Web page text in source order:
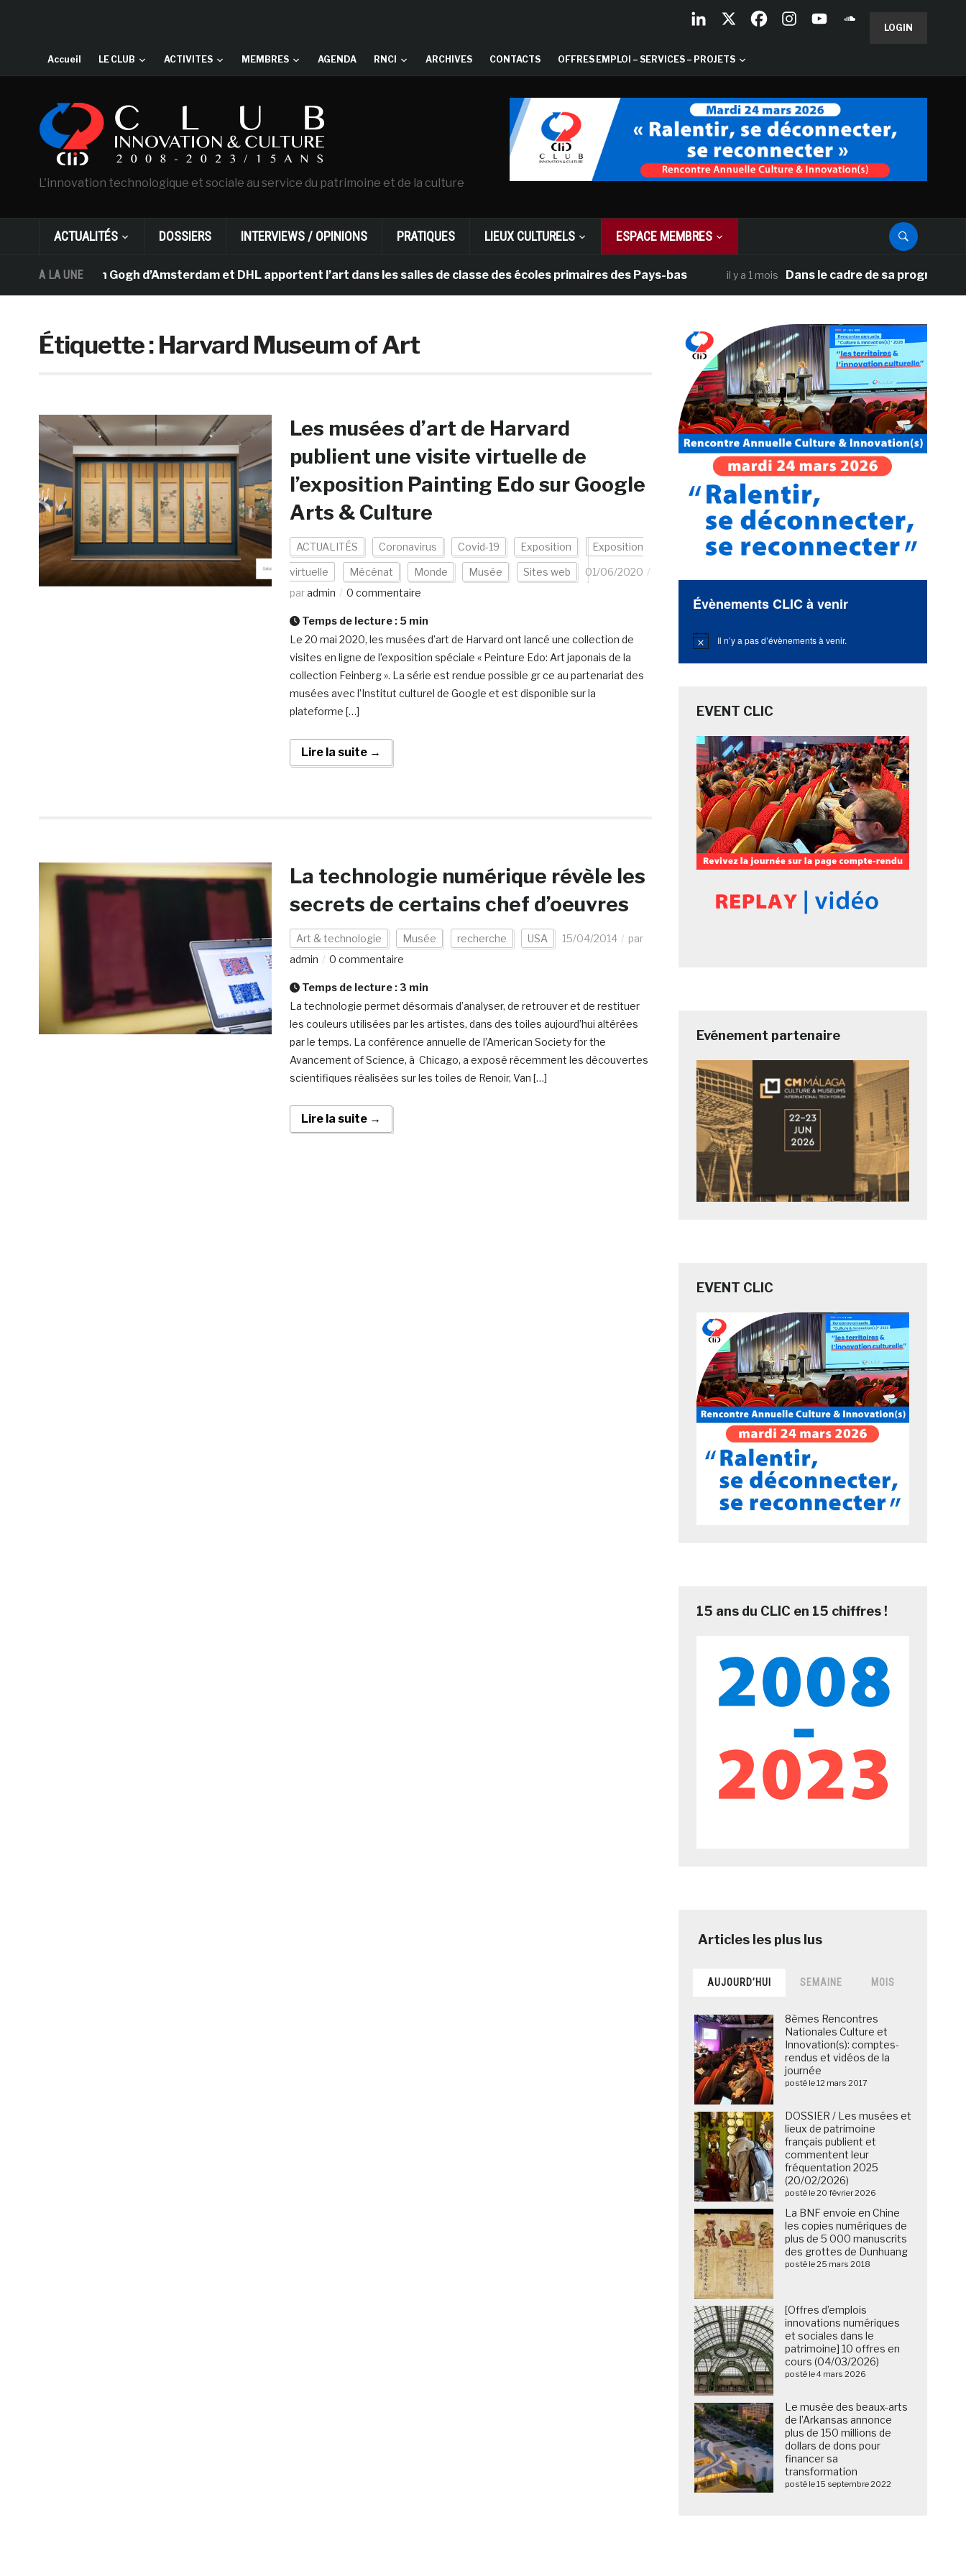
LOGIN
Accueil LE CLUB ACTIVITES MEMBRES AGENDA RNCI ARCHIVES CONTACTS OFFRES EMPLOI – SERVICES – PROJETS
L'innovation technologique et sociale au service du patrimoine et de la culture
ACTUALITÉS DOSSIERS INTERVIEWS / OPINIONS PRATIQUES LIEUX CULTURELS ESPACE MEMBRES
A LA UNE
musée Van Gogh d’Amsterdam et DHL apportent l’art dans les salles de classe des écoles primaires des Pays-bas il y a 1 mois Dans le cadre de sa programmation
Étiquette :Harvard Museum of Art
Les musées d’art de Harvard
publient une visite virtuelle de
l’exposition Painting Edo sur Google
Arts & Culture
ACTUALITÉS Coronavirus Covid-19 Exposition Exposition
virtuelle Mécénat Monde Musée Sites web
01/06/2020
paradmin 0 commentaire
Temps de lecture : 5 min
Le 20 mai 2020, les musées d’art de Harvard ont lancé une collection de
visites en ligne de l’exposition spéciale « Peinture Edo: Art japonais de la
collection Feinberg ». La série est rendue possible gr ce au partenariat des
musées avec l’Institut culturel de Google et est disponible sur la
plateforme […]
Lire la suite →
La technologie numérique révèle les
secrets de certains chef d’oeuvres
Art & technologie Musée recherche USA 15/04/2014
par
admin
0 commentaire
Temps de lecture : 3 min
La technologie permet désormais d’analyser, de retrouver et de restituer
les couleurs utilisées par les artistes, dans des toiles aujourd’hui altérées
par le temps. La conférence annuelle de l’American Society for the
Avancement of Science, à Chicago, a exposé récemment les découvertes
scientifiques réalisées sur les toiles de Renoir, Van […]
Lire la suite →
Évènements CLIC à venir
Notice Il n’y a pas d’évènements à venir.
EVENT CLIC
Evénement partenaire
EVENT CLIC
15 ans du CLIC en 15 chiffres !
AUJOURD’HUI SEMAINE MOIS
8èmes Rencontres
Nationales Culture et
Innovation(s): comptes-
rendus et vidéos de la
journée
posté le 12 mars 2017
DOSSIER / Les musées et
lieux de patrimoine
français publient et
commentent leur
fréquentation 2025
(20/02/2026)
posté le 20 février 2026
La BNF envoie en Chine
les copies numériques de
plus de 5 000 manuscrits
des grottes de Dunhuang
posté le 25 mars 2018
[Offres d’emplois
innovations numériques
et sociales dans le
patrimoine] 10 offres en
cours (04/03/2026)
posté le 4 mars 2026
Le musée des beaux-arts
de l’Arkansas annonce
plus de 150 millions de
dollars de dons pour
financer sa
transformation
posté le 15 septembre 2022